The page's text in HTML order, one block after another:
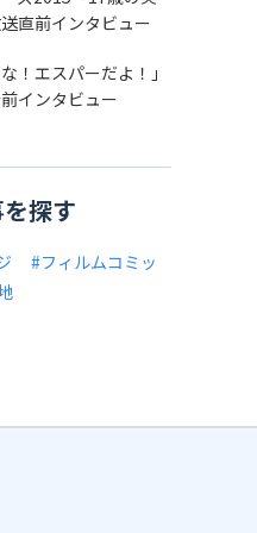
直前インタビュー
な！エスパーだよ！」
インタビュー
探す
#フィルムコミッ